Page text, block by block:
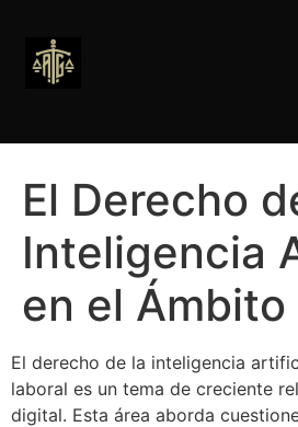
El Derecho
Inteligencia
en el Ámbito
El derecho de la inteligencia
laboral es un tema de creciente
digital. Esta área aborda